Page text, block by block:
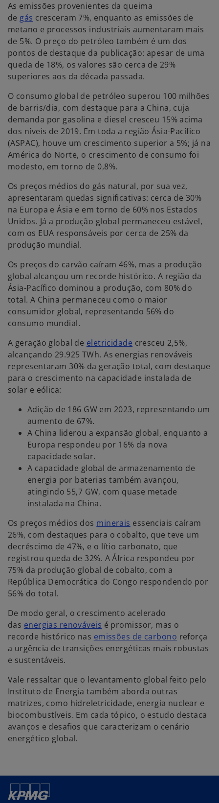
As emissões provenientes da queima
de gás cresceram 7%, enquanto as emissões de
metano e processos industriais aumentaram mais
de 5%. O preço do petróleo também é um dos
pontos de destaque da publicação: apesar de uma
queda de 18%, os valores são cerca de 29%
superiores aos da década passada.
O consumo global de petróleo superou 100 milhões
de barris/dia, com destaque para a China, cuja
demanda por gasolina e diesel cresceu 15% acima
dos níveis de 2019. Em toda a região Ásia-Pacífico
(ASPAC), houve um crescimento superior a 5%; já na
América do Norte, o crescimento de consumo foi
modesto, em torno de 0,8%.
Os preços médios do gás natural, por sua vez,
apresentaram quedas significativas: cerca de 30%
na Europa e Ásia e em torno de 60% nos Estados
Unidos. Já a produção global permaneceu estável,
com os EUA responsáveis por cerca de 25% da
produção mundial.
Os preços do carvão caíram 46%, mas a produção
global alcançou um recorde histórico. A região da
Ásia-Pacífico dominou a produção, com 80% do
total. A China permaneceu como o maior
consumidor global, representando 56% do
consumo mundial.
A geração global de eletricidade cresceu 2,5%,
alcançando 29.925 TWh. As energias renováveis
representaram 30% da geração total, com destaque
para o crescimento na capacidade instalada de
solar e eólica:
Adição de 186 GW em 2023, representando um
aumento de 67%.
A China liderou a expansão global, enquanto a
Europa respondeu por 16% da nova
capacidade solar.
A capacidade global de armazenamento de
energia por baterias também avançou,
atingindo 55,7 GW, com quase metade
instalada na China.
Os preços médios dos minerais essenciais caíram
26%, com destaques para o cobalto, que teve um
decréscimo de 47%, e o lítio carbonato, que
registrou queda de 32%. A África respondeu por
75% da produção global de cobalto, com a
República Democrática do Congo respondendo por
56% do total.
De modo geral, o crescimento acelerado
das energias renováveis é promissor, mas o
recorde histórico nas emissões de carbono reforça
a urgência de transições energéticas mais robustas
e sustentáveis.
Vale ressaltar que o levantamento global feito pelo
Instituto de Energia também aborda outras
matrizes, como hidreletricidade, energia nuclear e
biocombustíveis. Em cada tópico, o estudo destaca
avanços e desafios que caracterizam o cenário
energético global.